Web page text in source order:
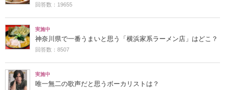
回答数：19655
実施中
神奈川県で一番うまいと思う「横浜家系ラーメン店」はどこ？
回答数：8507
実施中
唯一無二の歌声だと思うボーカリストは？